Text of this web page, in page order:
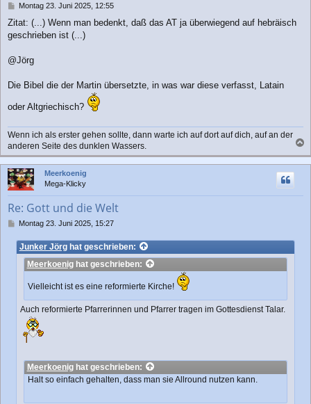
B
i
t
a
Montag 23. Juni 2025, 12:55
Zitat: (...) Wenn man bedenkt, daß das AT ja überwiegend auf hebräisch
geschrieben ist (...)
@Jörg
Die Bibel die der Martin übersetzte, in was war diese verfasst, Latain
oder Altgriechisch?
Wenn ich als erster gehen sollte, dann warte ich auf dort auf dich, auf an der
anderen Seite des dunklen Wassers.
a
c
Meerkoenig
Mega-Klicky
Re: Gott und die Welt
B
i
t
Montag 23. Juni 2025, 15:27
Junker Jörghat geschrieben:
Meerkoenighat geschrieben:
Vielleicht ist es eine reformierte Kirche!
Auch reformierte Pfarrerinnen und Pfarrer tragen im Gottesdienst Talar.
Meerkoenighat geschrieben:
Halt so einfach gehalten, dass man sie Allround nutzen kann.